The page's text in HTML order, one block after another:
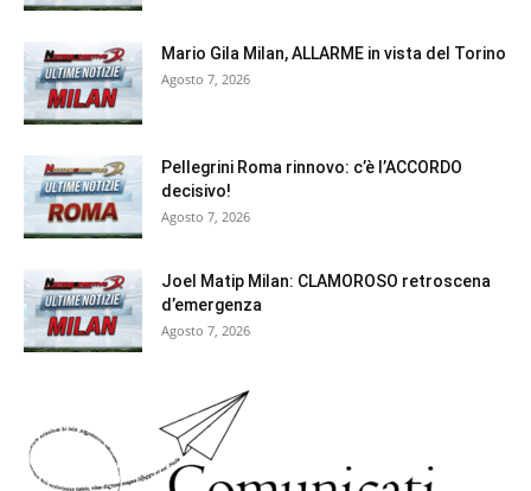
Mario Gila Milan, ALLARME in vista del Torino
Agosto 7, 2026
Pellegrini Roma rinnovo: c’è l’ACCORDO
decisivo!
Agosto 7, 2026
Joel Matip Milan: CLAMOROSO retroscena
d’emergenza
Agosto 7, 2026